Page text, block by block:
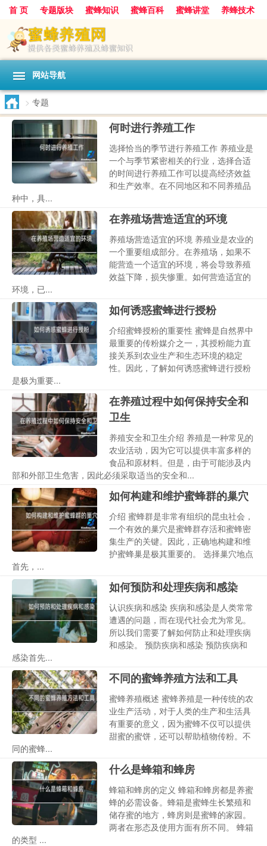
首 页 专题版块 蜜蜂知识 蜜蜂百科 蜜蜂讲堂
养蜂技术
中华蜜蜂
蜂蜜 胡蜂
网站导航
> 专题
何时进行养殖工作
选择恰当的季节进行养殖工作 养殖业是
一个与季节紧密相关的行业，选择合适
的时间进行养殖工作可以提高经济效益
和生产效率。在不同地区和不同养殖品
种中，具...
在养殖场营造适宜的环境
养殖场营造适宜的环境 养殖业是农业的
一个重要组成部分。在养殖场，如果不
能营造一个适宜的环境，将会导致养殖
效益下降，损失惨重。如何营造适宜的
环境，已...
如何诱惑蜜蜂进行授粉
介绍蜜蜂授粉的重要性 蜜蜂是自然界中
最重要的传粉媒介之一，其授粉能力直
接关系到农业生产和生态环境的稳定
性。因此，了解如何诱惑蜜蜂进行授粉
是极为重要...
在养殖过程中如何保持安全和
卫生
养殖安全和卫生介绍 养殖是一种常见的
农业活动，因为它可以提供丰富多样的
食品和原材料。但是，由于可能涉及内
部和外部卫生危害，因此必须采取适当的安全和...
如何构建和维护蜜蜂群的巢穴
介绍 蜜蜂群是非常有组织的昆虫社会，
一个有效的巢穴是蜜蜂群存活和蜜蜂密
集生产的关键。因此，正确地构建和维
护蜜蜂巢是极其重要的。 选择巢穴地点
首先，...
如何预防和处理疾病和感染
认识疾病和感染 疾病和感染是人类常常
遭遇的问题，而在现代社会尤为常见。
所以我们需要了解如何防止和处理疾病
和感染。 预防疾病和感染 预防疾病和
感染首先...
不同的蜜蜂养殖方法和工具
蜜蜂养殖概述 蜜蜂养殖是一种传统的农
业生产活动，对于人类的生产和生活具
有重要的意义，因为蜜蜂不仅可以提供
甜蜜的蜜饼，还可以帮助植物传粉。不
同的蜜蜂...
什么是蜂箱和蜂房
蜂箱和蜂房的定义 蜂箱和蜂房都是养蜜
蜂的必需设备。蜂箱是蜜蜂生长繁殖和
储存蜜的地方，蜂房则是蜜蜂的家园。
两者在形态及使用方面有所不同。 蜂箱
的类型 ...